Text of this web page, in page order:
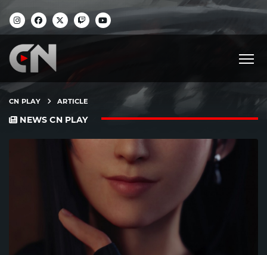
CN PLAY ARTICLE
NEWS CN PLAY